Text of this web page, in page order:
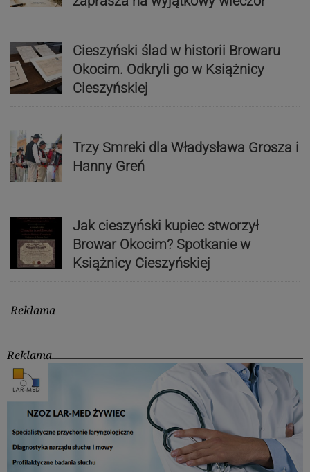
Cieszyński ślad w historii Browaru
Okocim. Odkryli go w Książnicy
Cieszyńskiej
Trzy Smreki dla Władysława Grosza i
Hanny Greń
Jak cieszyński kupiec stworzył
Browar Okocim? Spotkanie w
Książnicy Cieszyńskiej
Reklama
Reklama